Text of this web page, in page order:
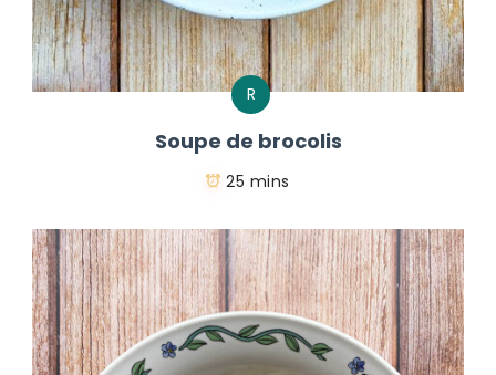
R
Soupe de brocolis
25 mins